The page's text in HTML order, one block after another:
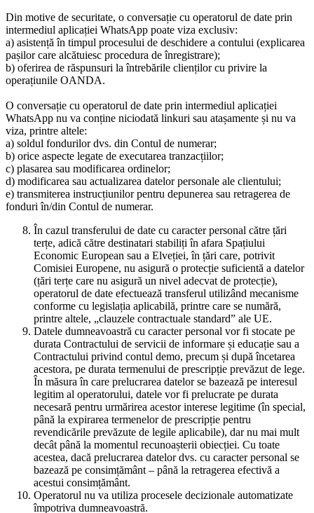
Din motive de securitate, o conversație cu operatorul de date prin
intermediul aplicației WhatsApp poate viza exclusiv:
a) asistență în timpul procesului de deschidere a contului (explicarea
pașilor care alcătuiesc procedura de înregistrare);
b) oferirea de răspunsuri la întrebările clienților cu privire la
operațiunile OANDA.
O conversație cu operatorul de date prin intermediul aplicației
WhatsApp nu va conține niciodată linkuri sau atașamente și nu va
viza, printre altele:
a) soldul fondurilor dvs. din Contul de numerar;
b) orice aspecte legate de executarea tranzacțiilor;
c) plasarea sau modificarea ordinelor;
d) modificarea sau actualizarea datelor personale ale clientului;
e) transmiterea instrucțiunilor pentru depunerea sau retragerea de
fonduri în/din Contul de numerar.
În cazul transferului de date cu caracter personal către țări
terțe, adică către destinatari stabiliți în afara Spațiului
Economic European sau a Elveției, în țări care, potrivit
Comisiei Europene, nu asigură o protecție suficientă a datelor
(țări terțe care nu asigură un nivel adecvat de protecție),
operatorul de date efectuează transferul utilizând mecanisme
conforme cu legislația aplicabilă, printre care se numără,
printre altele, „clauzele contractuale standard” ale UE.
Datele dumneavoastră cu caracter personal vor fi stocate pe
durata Contractului de servicii de informare și educație sau a
Contractului privind contul demo, precum și după încetarea
acestora, pe durata termenului de prescripție prevăzut de lege.
În măsura în care prelucrarea datelor se bazează pe interesul
legitim al operatorului, datele vor fi prelucrate pe durata
necesară pentru urmărirea acestor interese legitime (în special,
până la expirarea termenelor de prescripție pentru
revendicările prevăzute de legile aplicabile), dar nu mai mult
decât până la momentul recunoașterii obiecției. Cu toate
acestea, dacă prelucrarea datelor dvs. cu caracter personal se
bazează pe consimțământ – până la retragerea efectivă a
acestui consimțământ.
Operatorul nu va utiliza procesele decizionale automatizate
împotriva dumneavoastră.